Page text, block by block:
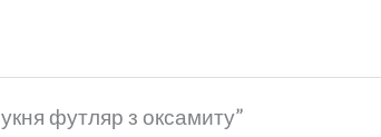
футляр з оксамиту”